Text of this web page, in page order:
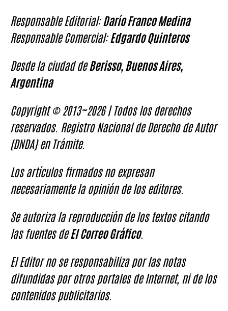
Responsable Editorial:Darío Franco Medina
Responsable Comercial:Edgardo Quinteros
Desde la ciudad deBerisso, Buenos Aires,
Argentina
Copyright © 2013~2026 | Todos los derechos
reservados. Registro Nacional de Derecho de Autor
(DNDA) en Trámite.
Los artículos firmados no expresan
necesariamente la opinión de los editores.
Se autoriza la reproducción de los textos citando
las fuentes deEl Correo Gráfico.
El Editor no se responsabiliza por las notas
difundidas por otros portales de Internet, ni de los
contenidos publicitarios.